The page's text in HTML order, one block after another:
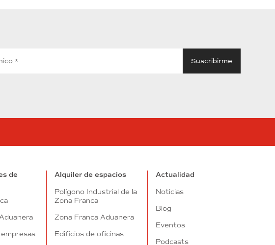
Linkedin
en Youtube
de
Alquiler de espacios
Polígono Industrial de la
Zona Franca
Zona Franca Aduanera
Edificios de oficinas
Actualidad
Noticias
Blog
Eventos
Podcasts